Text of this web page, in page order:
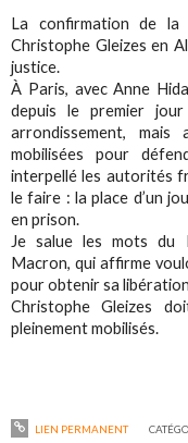
La confirmation de
Christophe Gleizes en
justice.
À Paris, avec Anne
depuis le premier
arrondissement,
mobilisées pour
interpellé les autorités
le faire : la place d’un
en prison.
Je salue les mots du
Macron, qui affirme
pour obtenir sa
Christophe Gleizes
pleinement mobilisés.
LIEN PERMANENT